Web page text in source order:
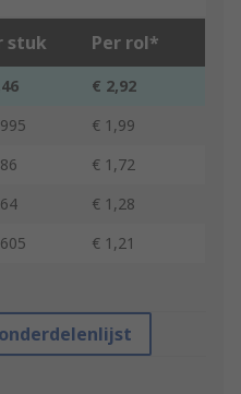
stuk Per rol*
€ 2,92
€ 1,99
€ 1,72
€ 1,28
€ 1,21